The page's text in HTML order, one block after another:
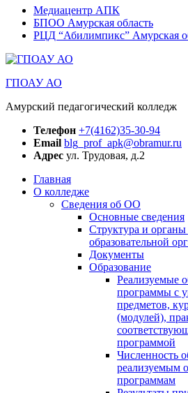
Медиацентр АПК
БПОО Амурская область
РЦД “Абилимпикс” Амурская
ГПОАУ АО
Амурский педагогический колледж
Телефон +7(4162)35-30-94
Email blg_prof_apk@obramur.ru
Адрес ул. Трудовая, д.2
Главная
О колледже
Сведения об ОО
Основные сведения
Структура и
образовательной
Документы
Образование
Реализуемые
программы с
предметов,
(модулей),
программой
Численность
реализуемым
программам